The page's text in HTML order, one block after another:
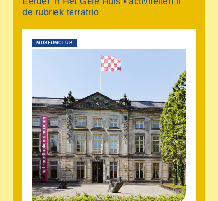
de rubriek terratrio
MUSEUMCLUB